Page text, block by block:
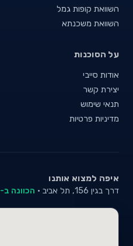
השוואת קופות גמל
השוואת משכנתא
על הסוכנות
אודות סייבי
יצירת קשר
תנאי שימוש
מדיניות פרטיות
איפה למצוא אותנו
דרך בגין 156, תל אביב · הכוונה ב-Google Maps ←